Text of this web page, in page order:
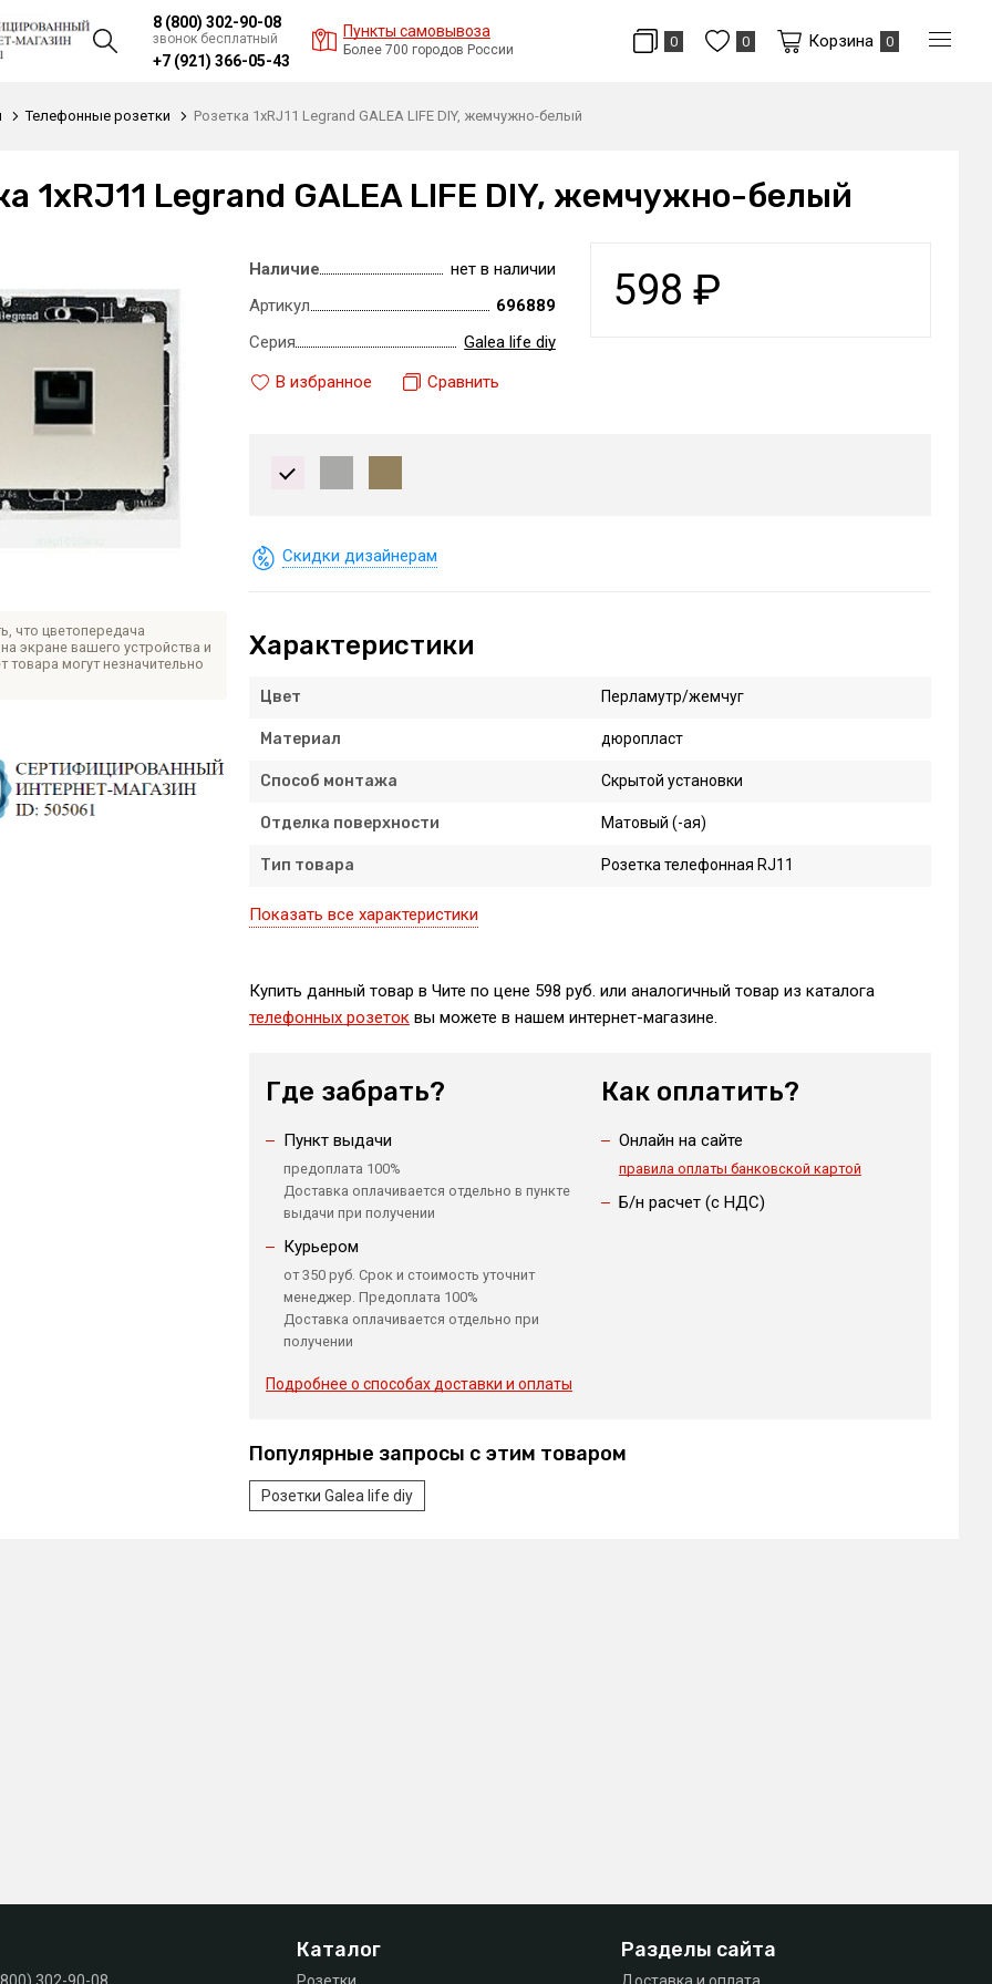
8 (800) 302-90-08
звонок бесплатный
+7 (921) 366-05-43
Пункты самовывоза
Более 700 городов России
0 0 Корзина 0
Телефонные розетки Розетка 1xRJ11 Legrand GALEA LIFE DIY, жемчужно-белый
1xRJ11 Legrand GALEA LIFE DIY, жемчужно-белый
что цветопередача
экране вашего устройства и
товара могут незначительно
598 ₽
Наличие
нет в наличии
Артикул
696889
Серия
Galea life diy
В избранное
Сравнить
Скидки дизайнерам
Характеристики
Цвет Перламутр/жемчуг
Материал дюропласт
Способ монтажа Скрытой установки
Отделка поверхности Матовый (-ая)
Тип товара Розетка телефонная RJ11
Показать все характеристики
Купить данный товар в Чите по цене 598 руб. или аналогичный товар из каталога
телефонных розеток вы можете в нашем интернет-магазине.
Где забрать?
Пункт выдачи
предоплата 100%
Доставка оплачивается отдельно в пункте
выдачи при получении
Курьером
от 350 руб. Срок и стоимость уточнит
менеджер. Предоплата 100%
Доставка оплачивается отдельно при
получении
Подробнее о способах доставки и оплаты
Как оплатить?
Онлайн на сайте
правила оплаты банковской картой
Б/н расчет (c НДС)
Популярные запросы с этим товаром
Розетки Galea life diy
Каталог Разделы сайта